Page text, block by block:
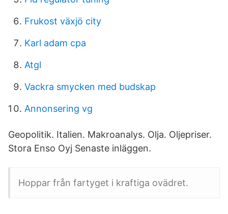
Frukost växjö city
Karl adam cpa
Atgl
Vackra smycken med budskap
Annonsering vg
Geopolitik. Italien. Makroanalys. Olja. Oljepriser.
Stora Enso Oyj Senaste inläggen.
Hoppar från fartyget i kraftiga ovädret.